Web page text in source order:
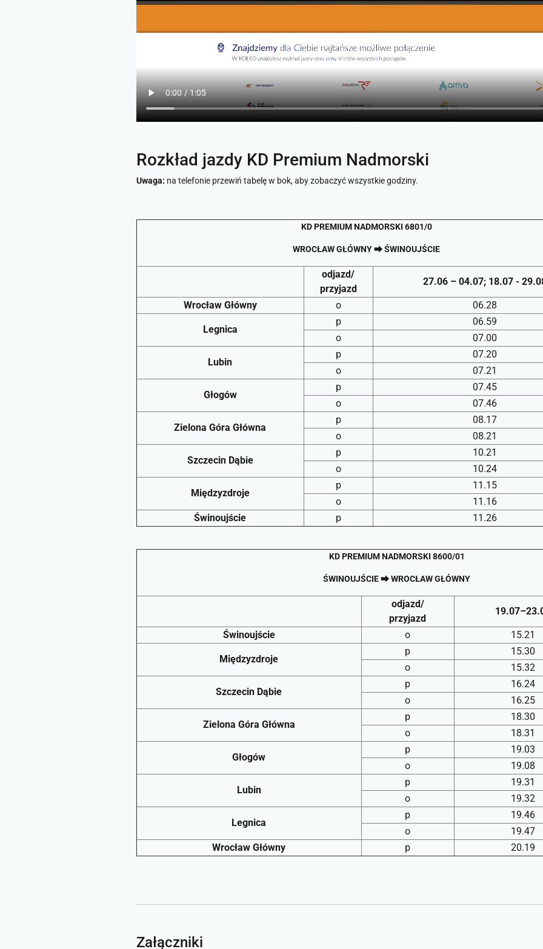
Rozkład jazdy KD Premium Nadmorski
Uwaga: na telefonie przewiń tabelę w bok, aby zobaczyć wszystkie godziny.
KD PREMIUM NADMORSKI 6801/0
WROCŁAW GŁÓWNY ⮕ ŚWINOUJŚCIE
odjazd/
przyjazd
27.06 – 04.07; 18.07 -
Wrocław Główny o 06.28
Legnica
p
06.59
o
07.00
Lubin
p
07.20
o
07.21
Głogów
p
07.45
o
07.46
Zielona Góra Główna
p
08.17
o
08.21
Szczecin Dąbie
p
10.21
o
10.24
Międzyzdroje
p
11.15
o
11.16
Świnoujście
p 11.26
KD PREMIUM NADMORSKI 8600/01
ŚWINOUJŚCIE ⮕ WROCŁAW GŁÓWNY
odjazd/
przyjazd
Świnoujście o 15.21
Międzyzdroje
p
15.30
o
15.32
Szczecin Dąbie
p
16.24
o
16.25
Zielona Góra Główna
p
18.30
o
18.31
Głogów
p
19.03
o
19.08
Lubin
p
19.31
o
19.32
Legnica
p
19.46
o
19.47
Wrocław Główny
p 20.19
Załączniki